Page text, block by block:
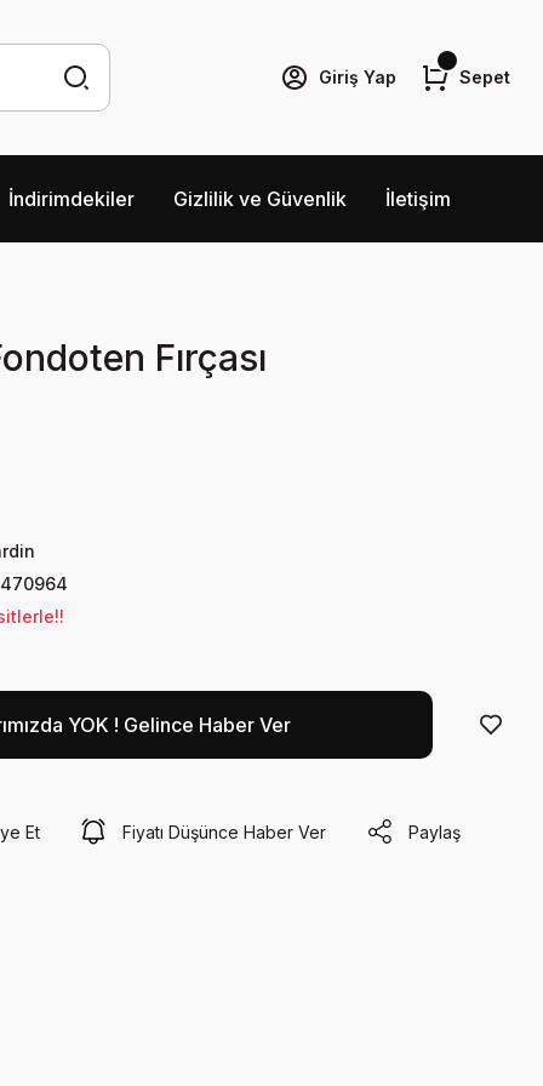
Giriş Yap Sepet
İndirimdekiler Gizlilik ve Güvenlik İletişim
Fırçası
YOK ! Gelince Haber Ver
Et Fiyatı Düşünce Haber Ver Paylaş